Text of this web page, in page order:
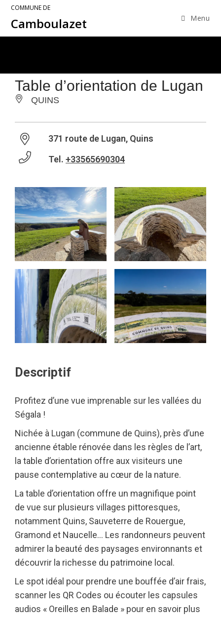
COMMUNE DE
Camboulazet Menu
Table d’orientation de Lugan
QUINS
371 route de Lugan, Quins
Tel. +33565690304
Descriptif
Profitez d’une vue imprenable sur les vallées du
Ségala !
Nichée à Lugan (commune de Quins), près d’une
ancienne étable rénovée dans les règles de l’art,
la table d’orientation offre aux visiteurs une
pause contemplative au cœur de la nature.
La table d’orientation offre un magnifique point
de vue sur plusieurs villages pittoresques,
notamment Quins, Sauveterre de Rouergue,
Gramond et Naucelle… Les randonneurs peuvent
admirer la beauté des paysages environnants et
découvrir la richesse du patrimoine local.
Le spot idéal pour prendre une bouffée d’air frais,
scanner les QR Codes ou écouter les capsules
audios « Oreilles en Balade » pour en savoir plus